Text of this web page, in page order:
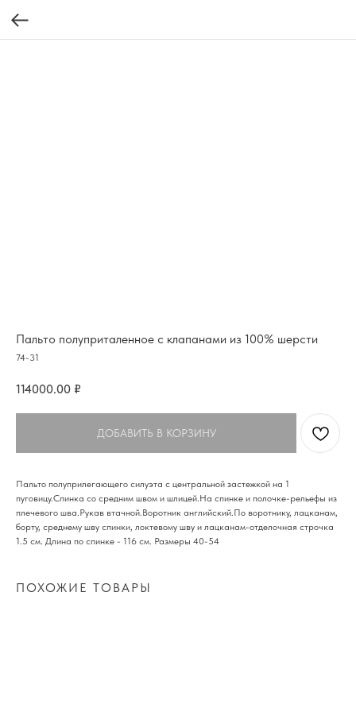
Пальто полуприталенное с клапанами из 100% шерсти
74-31
114000.00 ₽
ДОБАВИТЬ В КОРЗИНУ
Пальто полуприлегающего силуэта с центральной застежкой на 1
пуговицу.Спинка со средним швом и шлицей.На спинке и полочке-рельефы из
плечевого шва.Рукав втачной.Воротник английский.По воротнику, лацканам,
борту, среднему шву спинки, локтевому шву и лацканам-отделочная строчка
1.5 см. Длина по спинке - 116 см. Размеры 40-54
ПОХОЖИЕ ТОВАРЫ